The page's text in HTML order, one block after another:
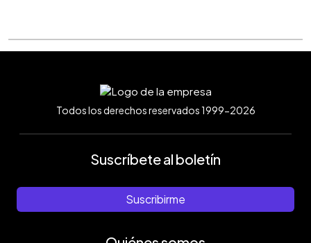
Todos los derechos reservados 1999-2026
Suscríbete al boletín
Suscribirme